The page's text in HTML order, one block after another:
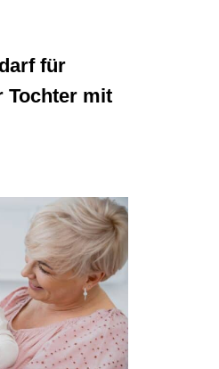
für
Tochter mit